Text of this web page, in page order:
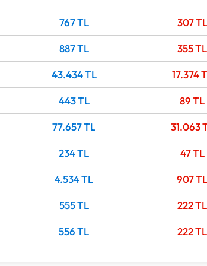
767TL 307TL
887TL 355TL
43.434TL 17.374
443TL 89TL
77.657TL 31.063
234TL 47TL
4.534TL 907TL
555TL 222TL
556TL 222TL